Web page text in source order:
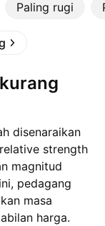
Paling rugi
disenaraikan
strength
magnitud
pedagang
masa
harga.